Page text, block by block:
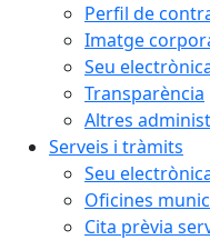
Perfil de
Imatge
Seu
Transparència
Altres
Serveis i tràmits
Seu
Oficines
Cita prèvia